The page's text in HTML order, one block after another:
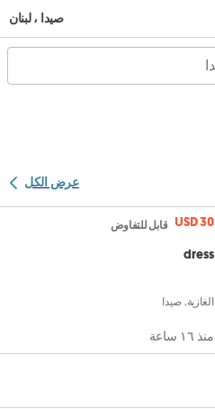
صيدا ، لبنان
عرض الكل
USD 30 قابل للتفاوض
dress
الغازية, صيدا
منذ ١٦ ساعة